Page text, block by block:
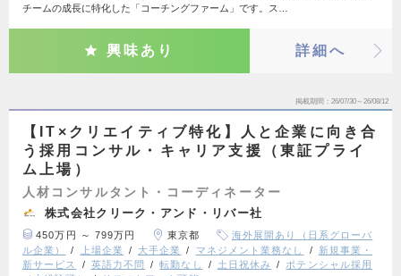
チームの成長に特化した「コーチングファーム」です。ス…
興味あり 詳細へ
掲載期間 26/07/30～26/08/12
【IT×クリエイティブ特化】人と企業に向き合
う採用コンサル・キャリア支援（東証プライ
ム上場）
人材コンサルタント・コーディネーター
株式会社クリーク・アンド・リバー社
450万円 ～ 799万円 東京都
海外展開あり（日系グローバ
ル企業）
上場企業 大手企業 マネジメント業務なし
新規事業・
新サービス
英語力不問 転勤なし 土日祝休み
ポテンシャル採用